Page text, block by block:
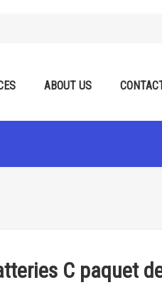
ABOUT US
C paquet